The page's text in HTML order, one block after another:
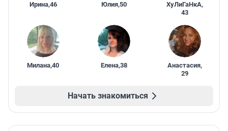
Ирина,46 Юлия,50 ХуЛиГаНкА,
43
Милана,40 Елена,38 Анастасия,
29
Начать знакомиться